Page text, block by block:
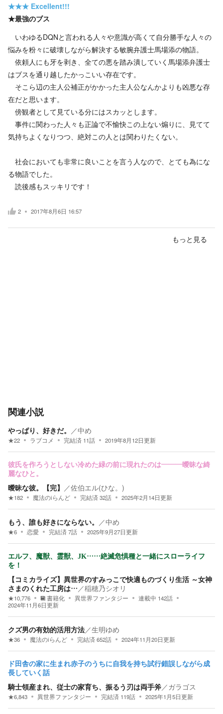
★★★ Excellent!!!
★最強のブス
いわゆるDQNと言われる人々や意識が高くて自分勝手な人々の
悩みを粉々に破壊しながら解決する敏腕弁護士馬場添の物語。
依頼人にも牙を剥き、全ての悪を踏み潰していく馬場添弁護士
はブスを通り越したかっこいい存在です。
そこら辺の主人公補正がかかった主人公なんかよりも凶悪な存
在だと思います。
傍観者として見ている分にはスカッとします。
事件に関わった人々も正論で不愉快この上ない煽りに、見てて
気持ちよくなりつつ、絶対この人とは関わりたくない。
社会においても非常に良いことを言う人なので、とても為にな
る物語でした。
読後感もスッキリです！
2 2017年8月6日 16:57
もっと見る
関連小説
やっぱり、好きだ。 ／中め
★22 ラブコメ 完結済 11話 2019年8月12日更新
彼氏を作ろうとしない冷めた緑の前に現れたのは―――曖昧な綺
麗なひと。
曖昧な彼。【完】 ／佐伯エル(ひな。)
★182 魔法のiらんど 完結済32話 2025年2月14日更新
もう、誰も好きにならない。 ／中め
★6 恋愛 完結済7話 2025年9月27日更新
エルフ、魔獣、霊獣、JK……絶滅危惧種と一緒にスローライフ
を！
【コミカライズ】異世界のすみっこで快適ものづくり生活 ～女神
さまのくれた工房は… ／稲穂乃シオリ
★10,776 書籍化 異世界ファンタジー 連載中 142話
2024年11月6日更新
クズ男の有効的活用方法／生明ゆめ
★36 魔法のiらんど 完結済652話 2024年11月20日更新
ド田舎の家に生まれ赤子のうちに自我を持ち試行錯誤しながら成
長していく話
騎士領産まれ、従士の家育ち、振るう刃は両手斧／ガラゴス
★6,843 異世界ファンタジー 完結済 119話 2025年1月5日更新